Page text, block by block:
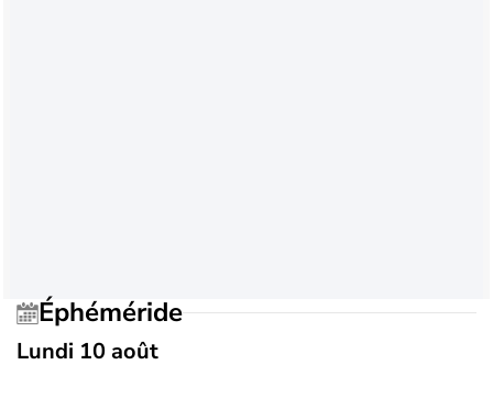
Éphéméride
Lundi 10 août